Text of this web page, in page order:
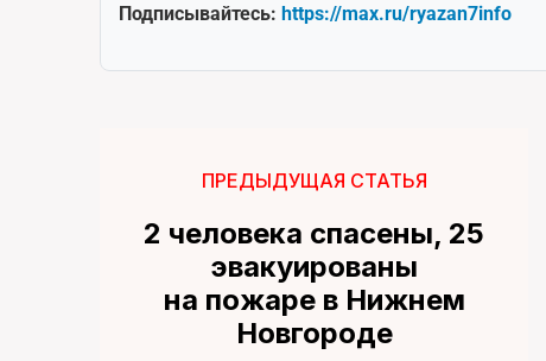
Подписывайтесь: https://max.ru/ryazan7info
ПРЕДЫДУЩАЯ СТАТЬЯ
2 человека спасены, 25
эвакуированы
на пожаре в Нижнем
Новгороде